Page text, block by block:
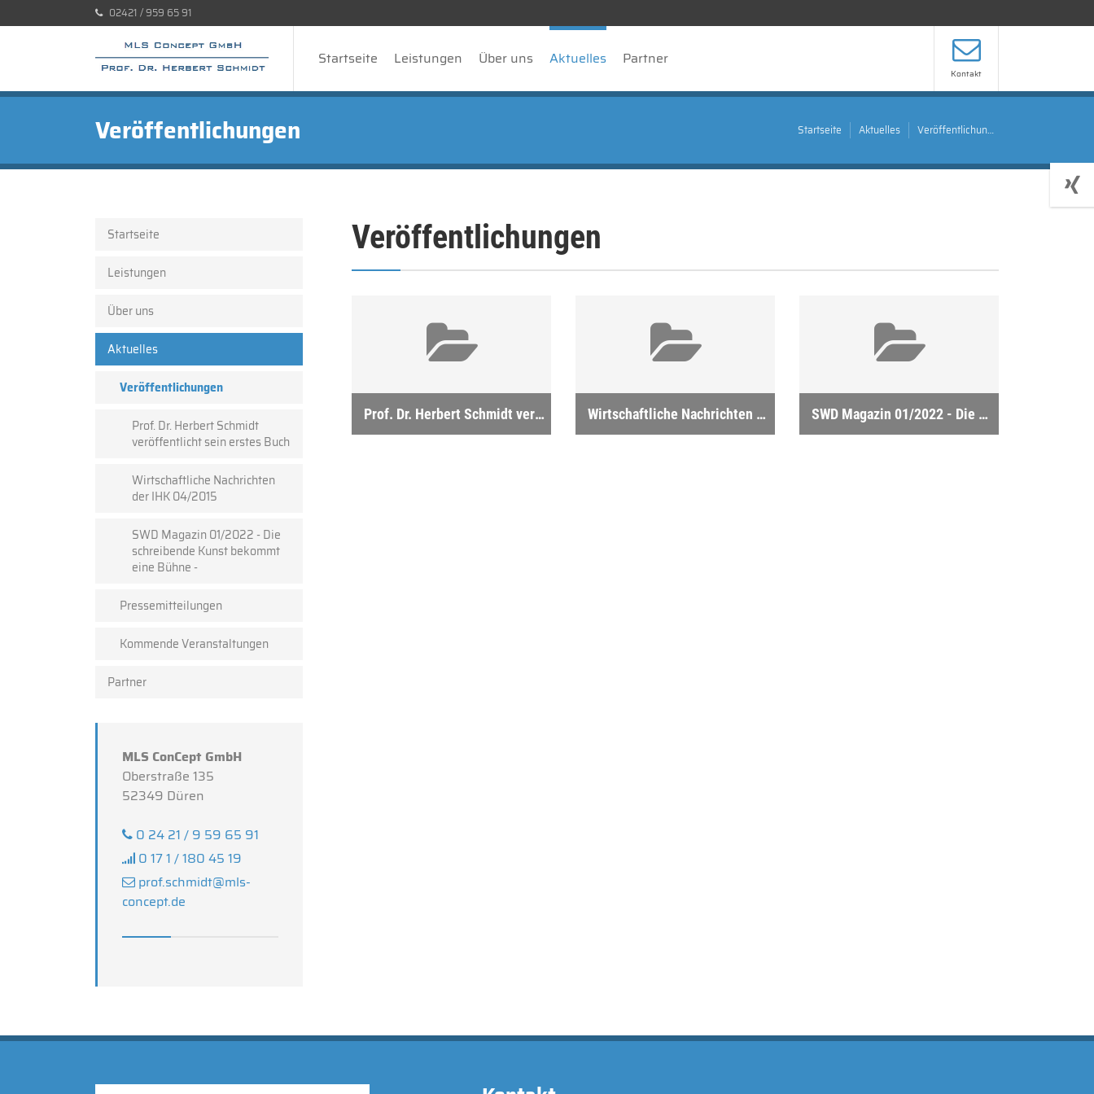
02421 / 959 65 91
Startseite Leistungen Über uns Aktuelles Partner
Kontakt
Veröffentlichungen Startseite Aktuelles Veröffentlichungen
Startseite
Leistungen
Über uns
Aktuelles
Veröffentlichungen
Prof. Dr. Herbert Schmidt
veröffentlicht sein erstes Buch
Wirtschaftliche Nachrichten
der IHK 04/2015
SWD Magazin 01/2022 - Die
schreibende Kunst bekommt
eine Bühne -
Pressemitteilungen
Kommende Veranstaltungen
Partner
MLS ConCept GmbH
Oberstraße 135
52349 Düren
0 24 21 / 9 59 65 91
0 17 1 / 180 45 19
prof.schmidt@mls-
concept.de
Veröffentlichungen
Prof. Dr. Herbert Schmidt veröffentlicht sein erstes Buch Wirtschaftliche Nachrichten der IHK 04/2015 SWD Magazin 01/2022 - Die schreibende Kunst bekommt eine Bühne -